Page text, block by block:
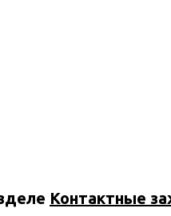
Контактные